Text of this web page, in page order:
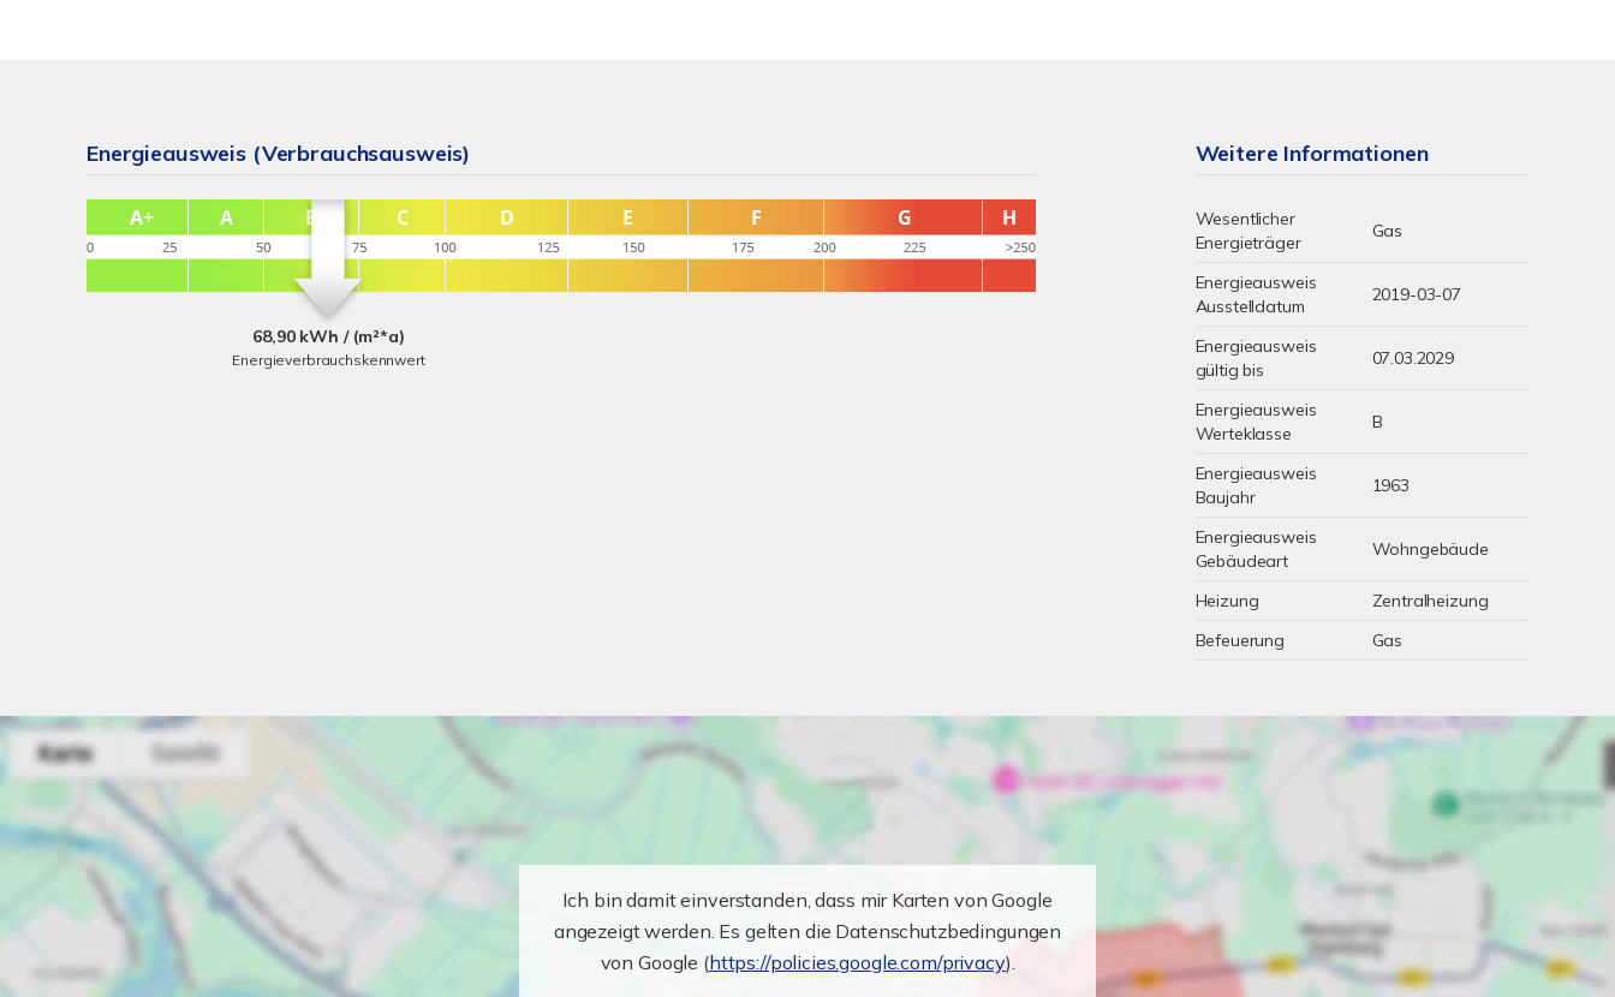
Energieausweis (Verbrauchsausweis)
68,90 kWh / (m²*a)
Energieverbrauchskennwert
Weitere Informationen
Wesentlicher
Energieträger
Gas
Energieausweis
Ausstelldatum
2019-03-07
Energieausweis
gültig bis
07.03.2029
Energieausweis
Werteklasse
B
Energieausweis
Baujahr
1963
Energieausweis
Gebäudeart
Wohngebäude
Heizung
Zentralheizung
Befeuerung
Gas
Ich bin damit einverstanden, dass mir Karten von Google
angezeigt werden. Es gelten die Datenschutzbedingungen
von Google (https://policies.google.com/privacy).